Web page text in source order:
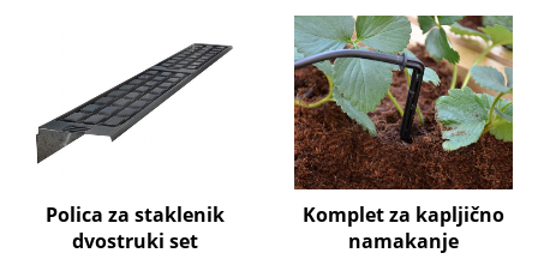
Polica za staklenik
dvostruki set
Komplet za kapljično
namakanje